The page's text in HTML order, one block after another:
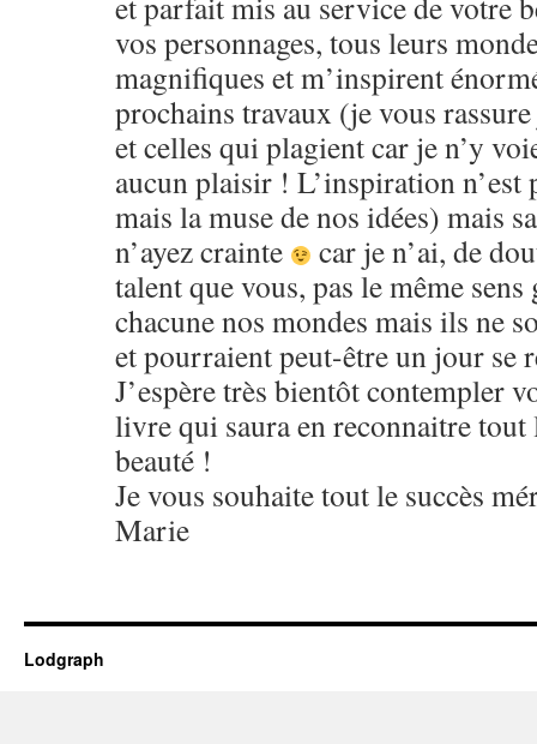
vos personnages, tous leurs
magnifiques et m’inspirent
prochains travaux (je vous
et celles qui plagient car je n’y
aucun plaisir ! L’inspiration n’est
mais la muse de nos idées) mais
n’ayez crainte
car je n’ai, de
talent que vous, pas le même
chacune nos mondes mais ils ne
et pourraient peut-être un jour se
J’espère très bientôt contempler
livre qui saura en reconnaitre
beauté !
Je vous souhaite tout le succès
Marie
Lodgraph